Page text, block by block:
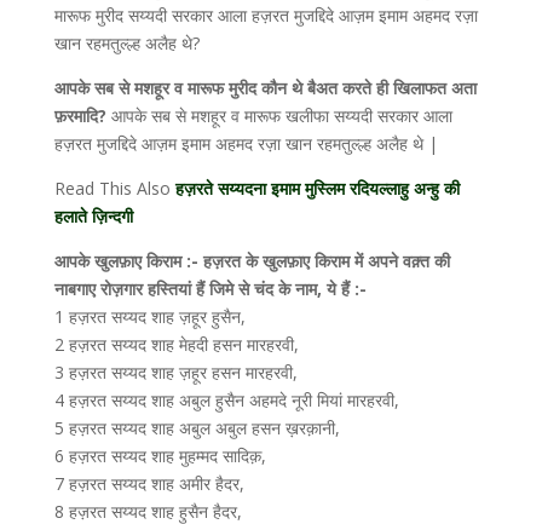
मारूफ मुरीद सय्यदी सरकार आला हज़रत मुजद्दिदे आज़म इमाम अहमद रज़ा
खान रहमतुल्ल्ह अलैह थे?
आपके सब से मशहूर व मारूफ मुरीद कौन थे बैअत करते ही खिलाफत अता
फ़रमादि? आपके सब से मशहूर व मारूफ खलीफा सय्यदी सरकार आला
हज़रत मुजद्दिदे आज़म इमाम अहमद रज़ा खान रहमतुल्ल्ह अलैह थे |
Read This Alsoहज़रते सय्यदना इमाम मुस्लिम रदियल्लाहु अन्हु की
हलाते ज़िन्दगी
आपके खुलफ़ाए किराम :- हज़रत के खुलफ़ाए किराम में अपने वक़्त की
नाबगाए रोज़गार हस्तियां हैं जिमे से चंद के नाम, ये हैं :-
1 हज़रत सय्यद शाह ज़हूर हुसैन,
2 हज़रत सय्यद शाह मेहदी हसन मारहरवी,
3 हज़रत सय्यद शाह ज़हूर हसन मारहरवी,
4 हज़रत सय्यद शाह अबुल हुसैन अहमदे नूरी मियां मारहरवी,
5 हज़रत सय्यद शाह अबुल अबुल हसन ख़रक़ानी,
6 हज़रत सय्यद शाह मुहम्मद सादिक़,
7 हज़रत सय्यद शाह अमीर हैदर,
8 हज़रत सय्यद शाह हुसैन हैदर,